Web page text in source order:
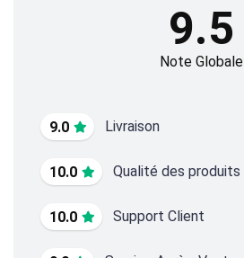
9.0 Livraison
10.0 Qualité des produits
10.0 Support Client
9.5
Note Globale